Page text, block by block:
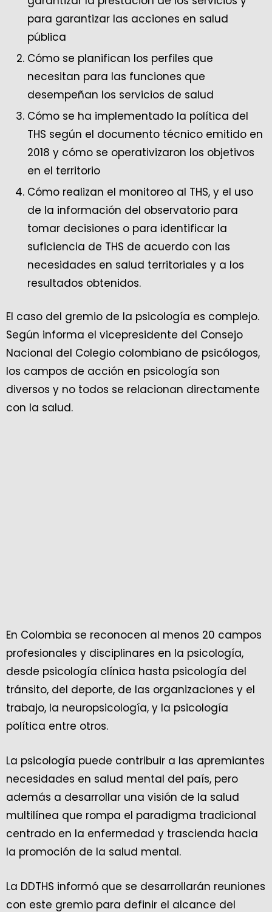
para garantizar las acciones en salud
pública
Cómo se planifican los perfiles que
necesitan para las funciones que
desempeñan los servicios de salud
Cómo se ha implementado la política del
THS según el documento técnico emitido en
2018 y cómo se operativizaron los objetivos
en el territorio
Cómo realizan el monitoreo al THS, y el uso
de la información del observatorio para
tomar decisiones o para identificar la
suficiencia de THS de acuerdo con las
necesidades en salud territoriales y a los
resultados obtenidos.
El caso del gremio de la psicología es complejo.
Según informa el vicepresidente del Consejo
Nacional del Colegio colombiano de psicólogos,
los campos de acción en psicología son
diversos y no todos se relacionan directamente
con la salud.
En Colombia se reconocen al menos 20 campos
profesionales y disciplinares en la psicología,
desde psicología clínica hasta psicología del
tránsito, del deporte, de las organizaciones y el
trabajo, la neuropsicología, y la psicología
política entre otros.
La psicología puede contribuir a las apremiantes
necesidades en salud mental del país, pero
además a desarrollar una visión de la salud
multilínea que rompa el paradigma tradicional
centrado en la enfermedad y trascienda hacia
la promoción de la salud mental.
La DDTHS informó que se desarrollarán reuniones
con este gremio para definir el alcance del